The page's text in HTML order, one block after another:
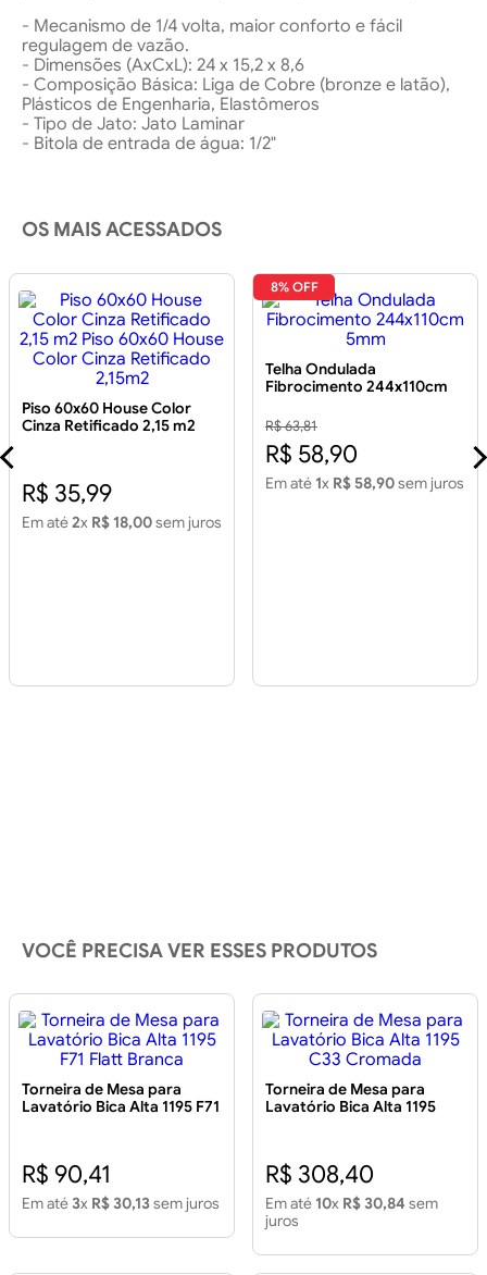
- Mecanismo de 1/4 volta, maior conforto e fácil
regulagem de vazão.
- Dimensões (AxCxL): 24 x 15,2 x 8,6
- Composição Básica: Liga de Cobre (bronze e latão),
Plásticos de Engenharia, Elastômeros
- Tipo de Jato: Jato Laminar
- Bitola de entrada de água: 1/2"
OS MAIS ACESSADOS
Piso 60x60 House Color
Cinza Retificado 2,15 m2
R$ 35,99
Em até2x R$ 18,00sem juros
8% OFF
Telha Ondulada
Fibrocimento 244x110cm
R$ 63,81
R$ 58,90
Em até 1x R$ 58,90sem juros
VOCÊ PRECISA VER ESSES PRODUTOS
Torneira de Mesa para
Lavatório Bica Alta 1195 F71
R$ 90,41
Em até 3x R$ 30,13sem juros
Torneira de Mesa para
Lavatório Bica Alta 1195
R$ 308,40
Em até 10x R$ 30,84 sem
juros